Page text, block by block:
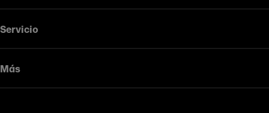
Servicio
Más